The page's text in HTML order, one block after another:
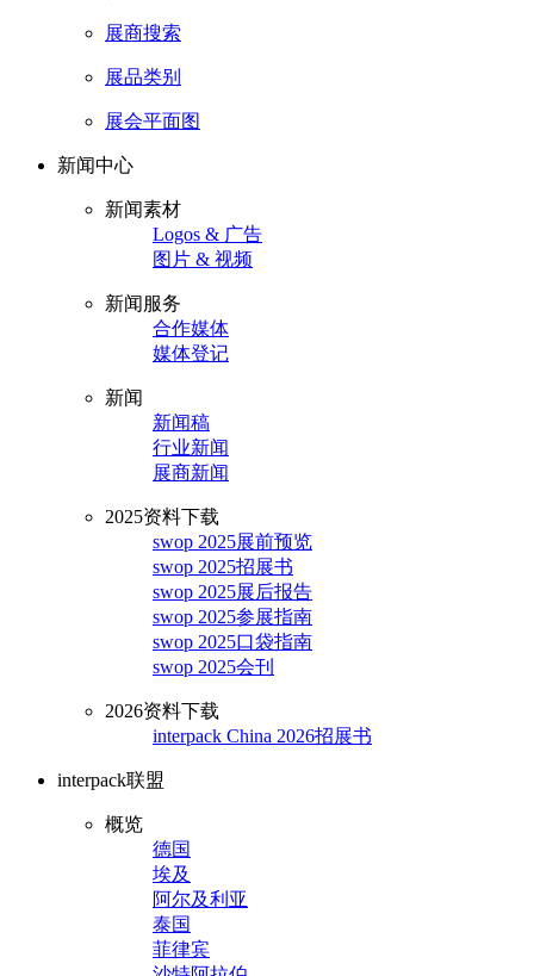
展商搜索
展品类别
展会平面图
新闻中心
新闻素材
Logos & 广告
图片 & 视频
新闻服务
合作媒体
媒体登记
新闻
新闻稿
行业新闻
展商新闻
2025资料下载
swop 2025展前预览
swop 2025招展书
swop 2025展后报告
swop 2025参展指南
swop 2025口袋指南
swop 2025会刊
2026资料下载
interpack China 2026招展书
interpack联盟
概览
德国
埃及
阿尔及利亚
泰国
菲律宾